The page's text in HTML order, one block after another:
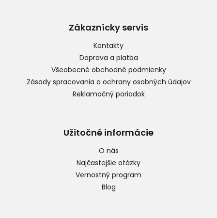
Zákaznícky servis
Kontakty
Doprava a platba
Všeobecné obchodné podmienky
Zásady spracovania a ochrany osobných údajov
Reklamačný poriadok
Užitočné informácie
O nás
Najčastejšie otázky
Vernostný program
Blog